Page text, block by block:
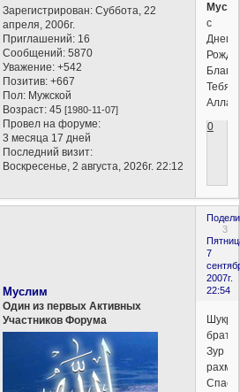
Зарегистрирован: Суббота, 22
апреля, 2006г.
Приглашений: 16
Сообщений: 5870
Уважение: +542
Позитив: +667
Пол: Мужской
Возраст: 45[1980-11-07]
Провел на форуме:
3 месяца 17 дней
Последний визит:
Воскресенье, 2 августа, 2026г. 22:12
с
Днем
Тебя
Аллах!
0
3
7
2007г.
22:54
Муслим
Один из первых Активных
Участников Форума
брат!
Зур